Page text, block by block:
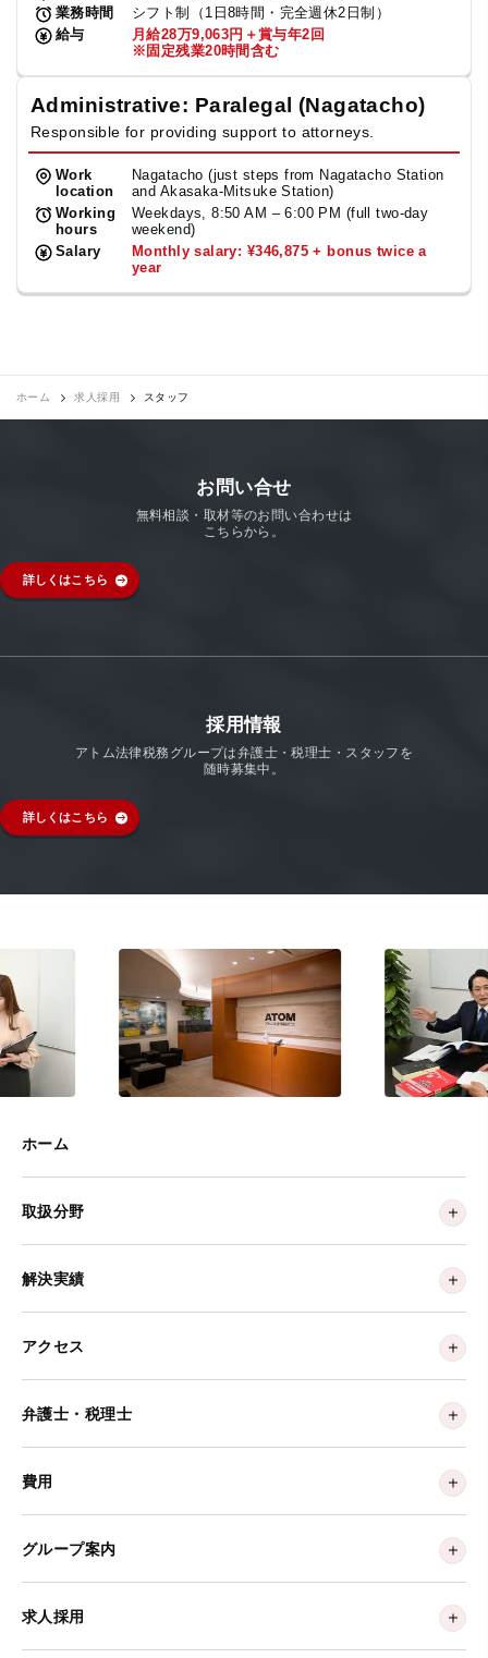
業務時間
シフト制（1日8時間・完全週休2日制）
給与
月給28万9,063円＋賞与年2回
※固定残業20時間含む
Administrative: Paralegal (Nagatacho)
Responsible for providing support to attorneys.
Work
location
Nagatacho (just steps from Nagatacho Station
and Akasaka-Mitsuke Station)
Working
hours
Weekdays, 8:50 AM – 6:00 PM (full two-day
weekend)
Salary
Monthly salary: ¥346,875 + bonus twice a
year
ホーム 求人採用 スタッフ
お問い合せ
無料相談・取材等のお問い合わせは
こちらから。
詳しくはこちら
採用情報
アトム法律税務グループは弁護士・税理士・スタッフを
随時募集中。
詳しくはこちら
ホーム
取扱分野
解決実績
アクセス
弁護士・税理士
費用
グループ案内
求人採用